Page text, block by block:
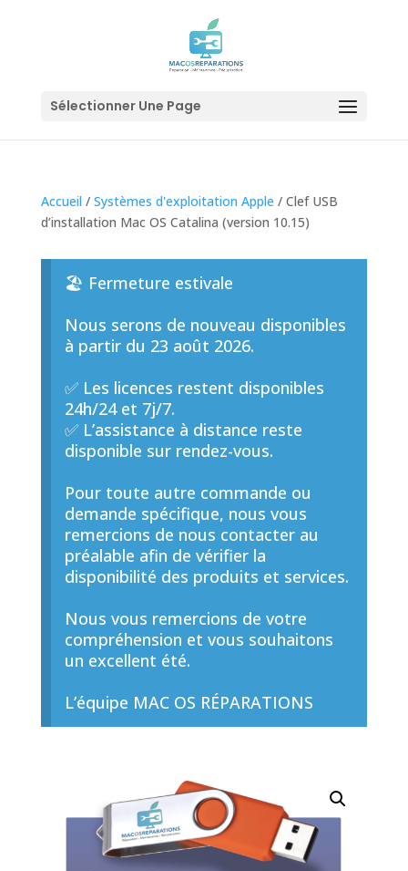
Sélectionner Une Page
Accueil / Systèmes d'exploitation Apple / Clef USB
d’installation Mac OS Catalina (version 10.15)
🏖️ Fermeture estivale
Nous serons de nouveau disponibles
à partir du 23 août 2026.
✅ Les licences restent disponibles
24h/24 et 7j/7.
✅ L’assistance à distance reste
disponible sur rendez-vous.
Pour toute autre commande ou
demande spécifique, nous vous
remercions de nous contacter au
préalable afin de vérifier la
disponibilité des produits et services.
Nous vous remercions de votre
compréhension et vous souhaitons
un excellent été.
L’équipe MAC OS RÉPARATIONS